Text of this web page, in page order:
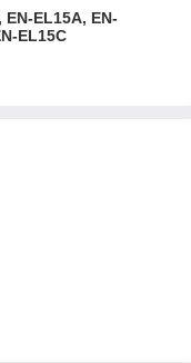
EN-EL15A, EN-
EL15C